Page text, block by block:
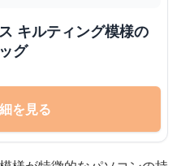
の
グ
を見る